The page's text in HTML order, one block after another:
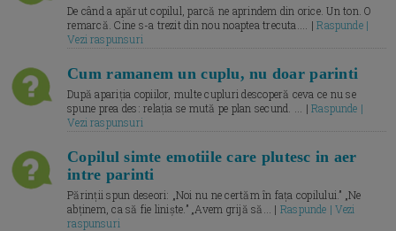
De când a apărut copilul, parcă ne aprindem din orice. Un ton. O
remarcă. Cine s-a trezit din nou noaptea trecuta.... |Raspunde |
Vezi raspunsuri
Cum ramanem un cuplu, nu doar parinti
După apariția copiilor, multe cupluri descoperă ceva ce nu se
spune prea des: relația se mută pe plan secund. ... |Raspunde |
Vezi raspunsuri
Copilul simte emotiile care plutesc in aer
intre parinti
Părinții spun deseori: „Noi nu ne certăm în fața copilului.” „Ne
abținem, ca să fie liniște.” „Avem grijă să... | Raspunde | Vezi
raspunsuri